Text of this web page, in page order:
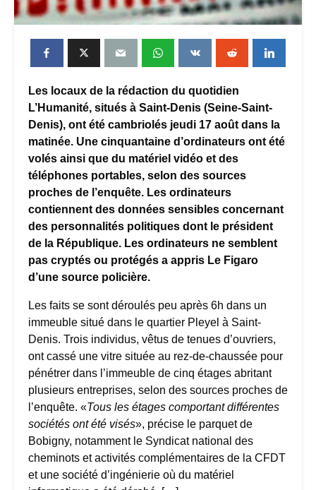
Les locaux de la rédaction du quotidien
L’Humanité, situés à Saint-Denis (Seine-Saint-
Denis), ont été cambriolés jeudi 17 août dans la
matinée. Une cinquantaine d’ordinateurs ont été
volés ainsi que du matériel vidéo et des
téléphones portables, selon des sources
proches de l’enquête. Les ordinateurs
contiennent des données sensibles concernant
des personnalités politiques dont le président
de la République. Les ordinateurs ne semblent
pas cryptés ou protégés a appris Le Figaro
d’une source policière.
Les faits se sont déroulés peu après 6h dans un
immeuble situé dans le quartier Pleyel à Saint-
Denis. Trois individus, vêtus de tenues d’ouvriers,
ont cassé une vitre située au rez-de-chaussée pour
pénétrer dans l’immeuble de cinq étages abritant
plusieurs entreprises, selon des sources proches de
l’enquête. «Tous les étages comportant différentes
sociétés ont été visés», précise le parquet de
Bobigny, notamment le Syndicat national des
cheminots et activités complémentaires de la CFDT
et une société d’ingénierie où du matériel